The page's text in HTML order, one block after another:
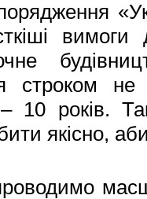
вимоги
строком
10 років.
якісно,